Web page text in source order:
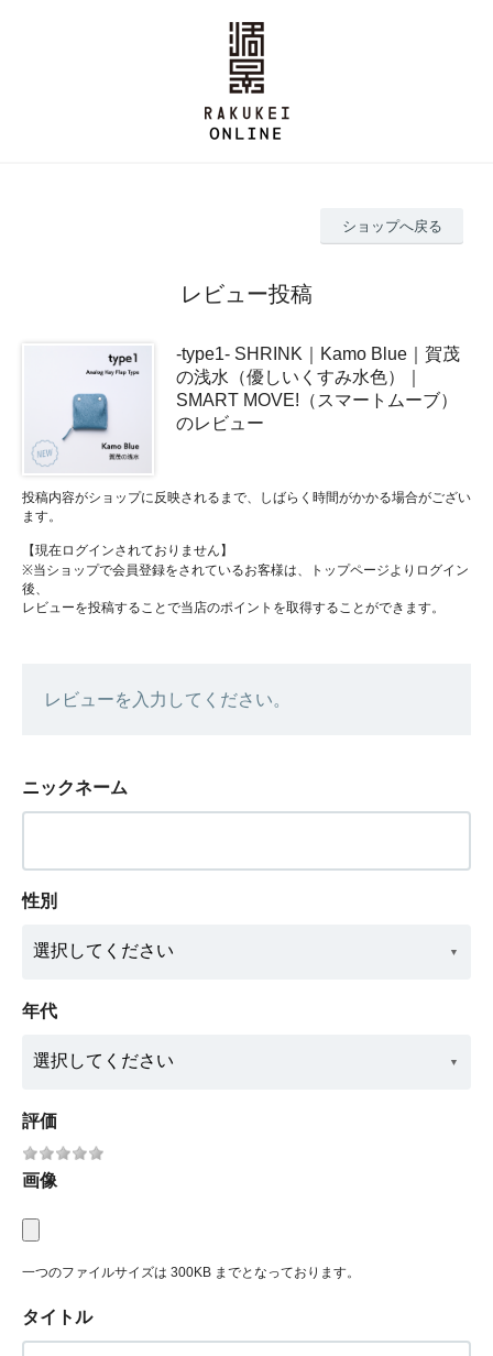
ショップへ戻る
レビュー投稿
-type1- SHRINK｜Kamo Blue｜賀茂
の浅水（優しいくすみ水色）｜
SMART MOVE!（スマートムーブ）
のレビュー
投稿内容がショップに反映されるまで、しばらく時間がかかる場合がござい
ます。
【現在ログインされておりません】
※当ショップで会員登録をされているお客様は、トップページよりログイン
後、
レビューを投稿することで当店のポイントを取得することができます。
レビューを入力してください。
ニックネーム
性別
年代
評価
画像
一つのファイルサイズは 300KB までとなっております。
タイトル